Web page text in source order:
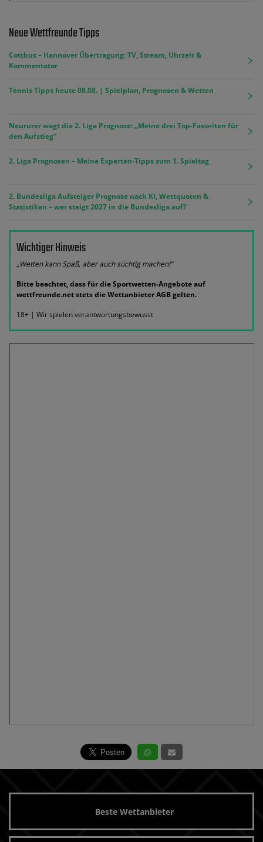
Neue Wettfreunde Tipps
Cottbus – Hannover Übertragung: TV, Stream, Uhrzeit &
Kommentator
Tennis Tipps heute 08.08. | Spielplan, Prognosen & Wetten
Neururer wagt die 2. Liga Prognose: „Meine drei Top-Favoriten für
den Aufstieg“
2. Liga Prognosen – Meine Experten-Tipps zum 1. Spieltag
2. Bundesliga Aufsteiger Prognose nach KI, Wettquoten &
Statistiken – wer steigt 2027 in die Bundesliga auf?
Wichtiger Hinweis
„Wetten kann Spaß, aber auch süchtig machen!“
Bitte beachtet, dass für die Sportwetten-Angebote auf
wettfreunde.net stets die Wettanbieter AGB gelten.
18+ | Wir spielen verantwortungsbewusst
Beste Wettanbieter